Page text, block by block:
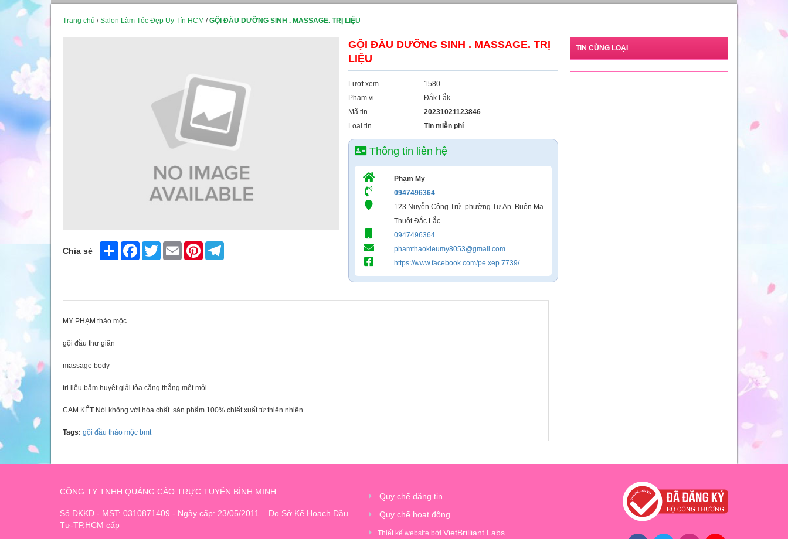
Trang chủ /Salon Làm Tóc Đẹp Uy Tín HCM /GỘI ĐẦU DƯỠNG SINH . MASSAGE. TRỊ LIỆU
Chia sẻ Share FacebookTwitter Email Pinterest
GỘI ĐẦU DƯỠNG SINH . MASSAGE. TRỊ
LIỆU
Lượt xem
1580
Phạm vi
Đắk Lắk
Mã tin
20231021123846
Loại tin
Tin miễn phí
Thông tin liên hệ
Phạm My
0947496364
123 Nuyễn Công Trứ. phường Tự An. Buôn Ma
Thuột.Đắc Lắc
0947496364
phamthaokieumy8053@gmail.com
https://www.facebook.com/pe.xep.7739/
MY PHẠM thảo mộc
gội đầu thư giãn
massage body
trị liệu bấm huyệt giải tỏa căng thẳng mệt mỏi
CAM KẾT Nói không với hóa chất. sản phẩm 100% chiết xuất từ thiên nhiên
Tags: gội đầu thảo mộc bmt
TIN CÙNG LOẠI
CÔNG TY TNHH QUẢNG CÁO TRỰC TUYẾN BÌNH MINH
Số ĐKKD - MST: 0310871409 - Ngày cấp: 23/05/2011 – Do Sở Kế Hoạch Đầu
Tư-TP.HCM cấp
Quy chế đăng tin
Quy chế hoạt động
Thiết kế website bởi VietBrilliant Labs